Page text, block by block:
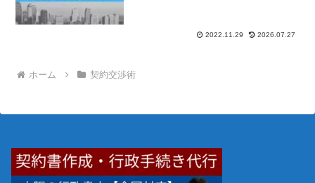
2022.11.29 2026.07.27
ホーム 契約交渉術